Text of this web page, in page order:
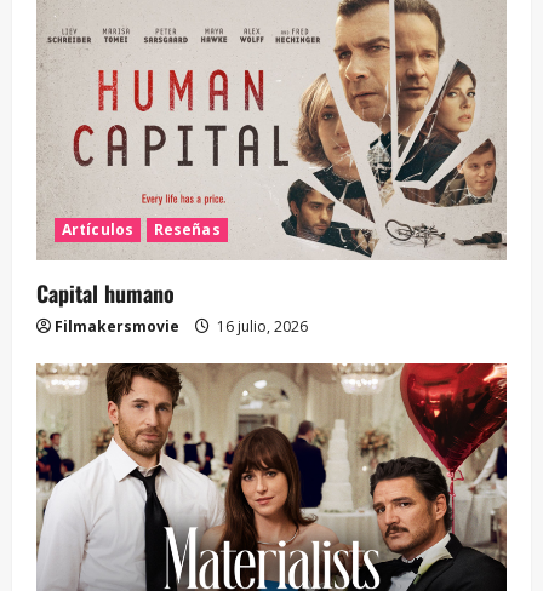
Artículos Reseñas
Capital humano
Filmakersmovie 16 julio, 2026